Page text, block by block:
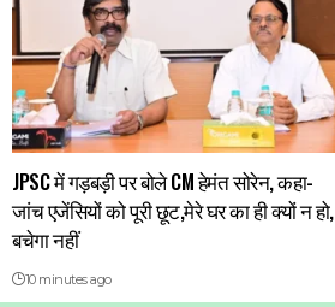
JPSC में गड़बड़ी पर बोले CM हेमंत सोरेन, कहा-
जांच एजेंसियों को पूरी छूट,मेरे घर का ही क्यों न हो,
बचेगा नहीं
10 minutes ago